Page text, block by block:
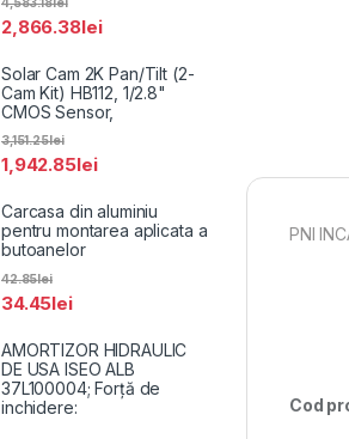
PNI
Cod
2,866.38lei
Solar Cam 2K Pan/Tilt (2-
Cam Kit) HB112, 1/2.8"
CMOS Sensor,
1,942.85lei
3,151.25lei
Carcasa din aluminiu
pentru montarea aplicata a
butoanelor
34.45lei
42.85lei
AMORTIZOR HIDRAULIC
DE USA ISEO ALB
37L100004; Forță de
inchidere: